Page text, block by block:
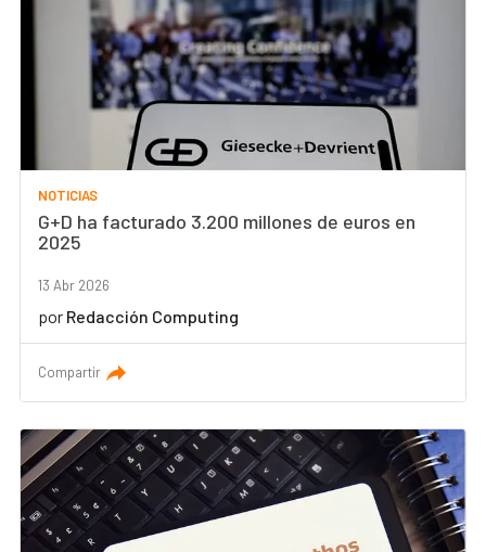
NOTICIAS
G+D ha facturado 3.200 millones de euros en
2025
13 Abr 2026
por Redacción Computing
Compartir